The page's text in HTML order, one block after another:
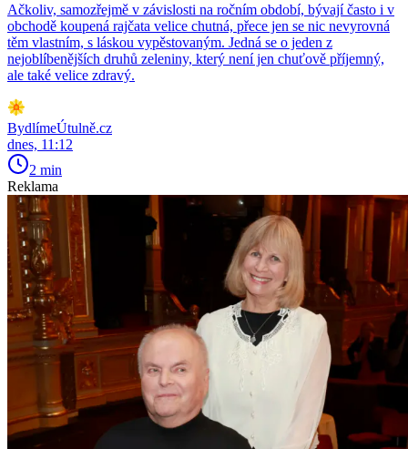
Ačkoliv, samozřejmě v závislosti na ročním období, bývají často i v
obchodě koupená rajčata velice chutná, přece jen se nic nevyrovná
těm vlastním, s láskou vypěstovaným. Jedná se o jeden z
nejoblíbenějších druhů zeleniny, který není jen chuťově příjemný,
ale také velice zdravý.
BydlímeÚtulně.cz
dnes, 11:12
2 min
Reklama